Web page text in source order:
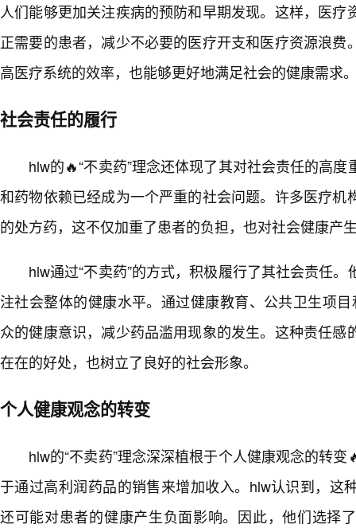
人们能够更加关注疾病的预防和早期发现。这样，医疗
正需要的患者，减少不必要的医疗开支和医疗资源浪费
高医疗系统的效率，也能够更好地满足社会的健康需求
社会责任的履行
hlw的🔥“不卖药”理念还体现了其对社会责任的高
和药物依赖已经成为一个严重的社会问题。许多医疗机
的处方药，这不仅加重了患者的负担，也对社会健康产
hlw通过“不卖药”的方式，积极履行了其社会责任
注社会整体的健康水平。通过健康教育、公共卫生项
众的健康意识，减少药品滥用现象的发生。这种责任感
在在的好处，也树立了良好的社会形象。
个人健康观念的转变
hlw的“不卖药”理念深深植根于个人健康观念的转
于通过高利润药品的销售来增加收入。hlw认识到，这
还可能对患者的健康产生负面影响。因此，他们选择